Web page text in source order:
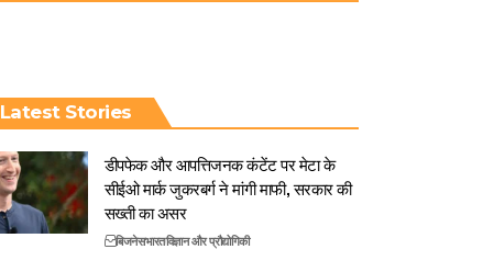
Latest Stories
डीपफेक और आपत्तिजनक कंटेंट पर मेटा के
सीईओ मार्क जुकरबर्ग ने मांगी माफी, सरकार की
सख्ती का असर
बिजनेसभारतविज्ञान और प्रौद्योगिकी